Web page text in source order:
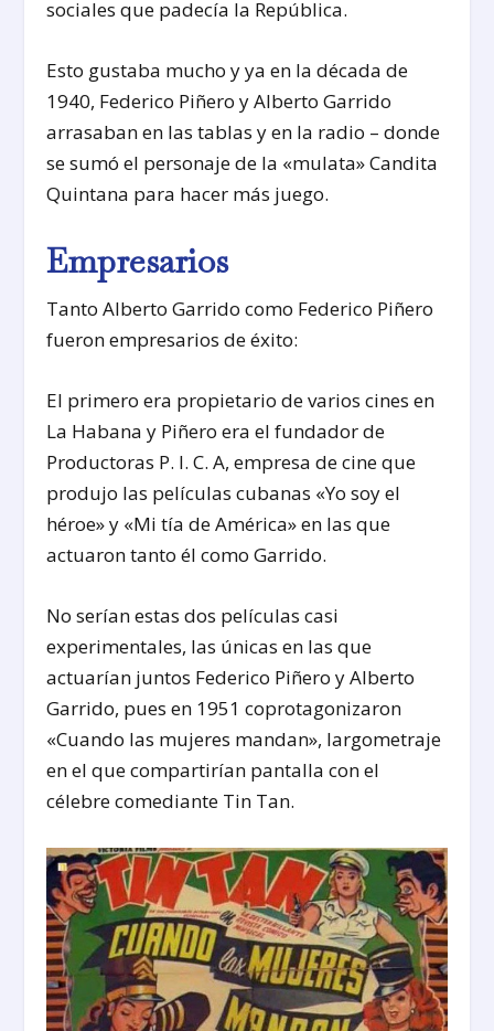
sociales que padecía la República.
Esto gustaba mucho y ya en la década de
1940, Federico Piñero y Alberto Garrido
arrasaban en las tablas y en la radio – donde
se sumó el personaje de la «mulata» Candita
Quintana para hacer más juego.
Empresarios
Tanto Alberto Garrido como Federico Piñero
fueron empresarios de éxito:
El primero era propietario de varios cines en
La Habana y Piñero era el fundador de
Productoras P. I. C. A, empresa de cine que
produjo las películas cubanas «Yo soy el
héroe» y «Mi tía de América» en las que
actuaron tanto él como Garrido.
No serían estas dos películas casi
experimentales, las únicas en las que
actuarían juntos Federico Piñero y Alberto
Garrido, pues en 1951 coprotagonizaron
«Cuando las mujeres mandan», largometraje
en el que compartirían pantalla con el
célebre comediante Tin Tan.